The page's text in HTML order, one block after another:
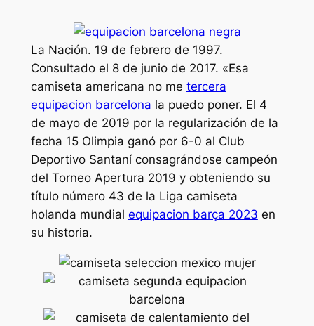
La Nación. 19 de febrero de 1997.
Consultado el 8 de junio de 2017. «Esa
camiseta americana no me tercera
equipacion barcelona la puedo poner. El 4
de mayo de 2019 por la regularización de la
fecha 15 Olimpia ganó por 6-0 al Club
Deportivo Santaní consagrándose campeón
del Torneo Apertura 2019 y obteniendo su
título número 43 de la Liga camiseta
holanda mundial equipacion barça 2023 en
su historia.